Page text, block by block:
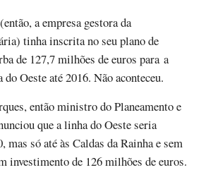
a empresa gestora da
tinha inscrita no seu plano de
de 127,7 milhões de euros para a
Oeste até 2016. Não aconteceu.
então ministro do Planeamento e
que a linha do Oeste seria
mas só até às Caldas da Rainha e sem
investimento de 126 milhões de euros.